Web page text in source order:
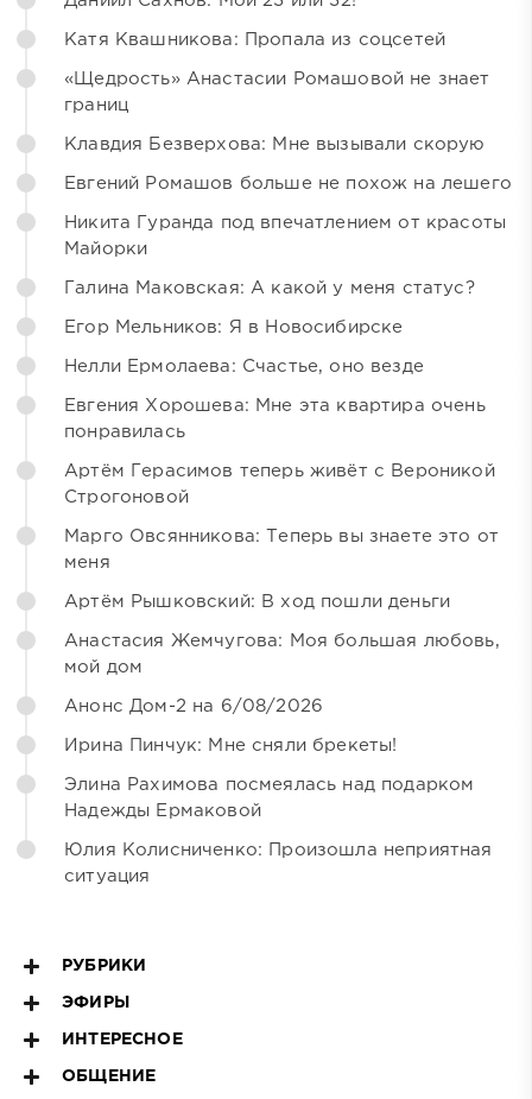
Катя Квашникова: Пропала из соцсетей
«Щедрость» Анастасии Ромашовой не знает
границ
Клавдия Безверхова: Мне вызывали скорую
Евгений Ромашов больше не похож на лешего
Никита Гуранда под впечатлением от красоты
Майорки
Галина Маковская: А какой у меня статус?
Егор Мельников: Я в Новосибирске
Нелли Ермолаева: Счастье, оно везде
Евгения Хорошева: Мне эта квартира очень
понравилась
Артём Герасимов теперь живёт с Вероникой
Строгоновой
Марго Овсянникова: Теперь вы знаете это от
меня
Артём Рышковский: В ход пошли деньги
Анастасия Жемчугова: Моя большая любовь,
мой дом
Анонс Дом-2 на 6/08/2026
Ирина Пинчук: Мне сняли брекеты!
Элина Рахимова посмеялась над подарком
Надежды Ермаковой
Юлия Колисниченко: Произошла неприятная
ситуация
РУБРИКИ
ЭФИРЫ
ИНТЕРЕСНОЕ
ОБЩЕНИЕ